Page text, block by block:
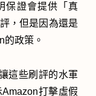
保證會提供「真
，但是因為還是
的政策。
這些刷評的水軍
打擊虛假